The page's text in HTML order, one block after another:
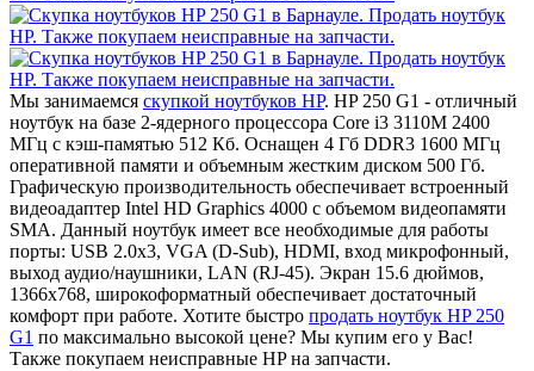
Мы занимаемся скупкой ноутбуков HP. HP 250 G1 - отличный
ноутбук на базе 2-ядерного процессора Core i3 3110M 2400
МГц с кэш-памятью 512 Кб. Оснащен 4 Гб DDR3 1600 МГц
оперативной памяти и объемным жестким диском 500 Гб.
Графическую производительность обеспечивает встроенный
видеоадаптер Intel HD Graphics 4000 с объемом видеопамяти
SMA. Данный ноутбук имеет все необходимые для работы
порты: USB 2.0x3, VGA (D-Sub), HDMI, вход микрофонный,
выход аудио/наушники, LAN (RJ-45). Экран 15.6 дюймов,
1366x768, широкоформатный обеспечивает достаточный
комфорт при работе. Хотите быстро продать ноутбук HP 250
G1 по максимально высокой цене? Мы купим его у Вас!
Также покупаем неисправные HP на запчасти.